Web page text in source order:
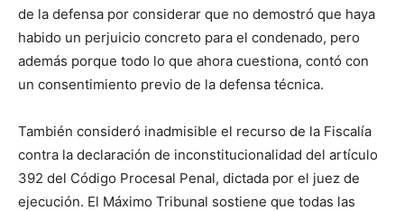
de la defensa por considerar que no demostró que haya
habido un perjuicio concreto para el condenado, pero
además porque todo lo que ahora cuestiona, contó con
un consentimiento previo de la defensa técnica.
También consideró inadmisible el recurso de la Fiscalía
contra la declaración de inconstitucionalidad del artículo
392 del Código Procesal Penal, dictada por el juez de
ejecución. El Máximo Tribunal sostiene que todas las